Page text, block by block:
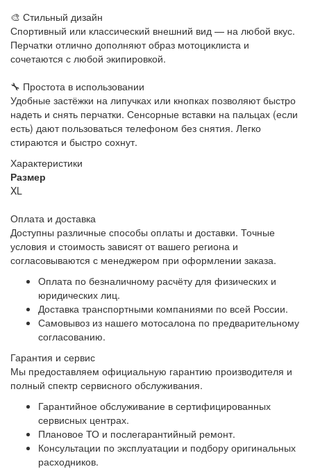
🎨 Стильный дизайн
Спортивный или классический внешний вид — на любой вкус.
Перчатки отлично дополняют образ мотоциклиста и
сочетаются с любой экипировкой.
🔧 Простота в использовании
Удобные застёжки на липучках или кнопках позволяют быстро
надеть и снять перчатки. Сенсорные вставки на пальцах (если
есть) дают пользоваться телефоном без снятия. Легко
стираются и быстро сохнут.
Характеристики
Размер
XL
Оплата и доставка
Доступны различные способы оплаты и доставки. Точные
условия и стоимость зависят от вашего региона и
согласовываются с менеджером при оформлении заказа.
Оплата по безналичному расчёту для физических и
юридических лиц.
Доставка транспортными компаниями по всей России.
Самовывоз из нашего мотосалона по предварительному
согласованию.
Гарантия и сервис
Мы предоставляем официальную гарантию производителя и
полный спектр сервисного обслуживания.
Гарантийное обслуживание в сертифицированных
сервисных центрах.
Плановое ТО и послегарантийный ремонт.
Консультации по эксплуатации и подбору оригинальных
расходников.